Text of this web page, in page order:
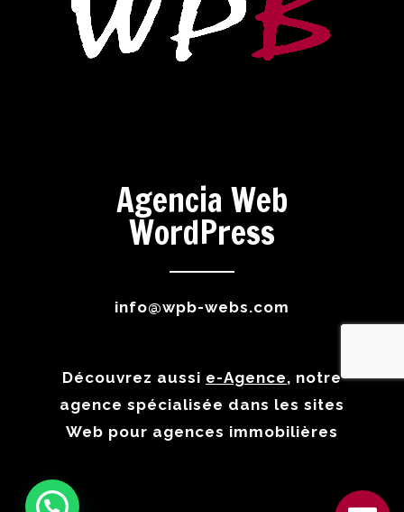
Agencia Web
WordPress
info@wpb-webs.com
Découvrez aussi e-Agence, notre
agence spécialisée dans les sites
Web pour agences immobilières